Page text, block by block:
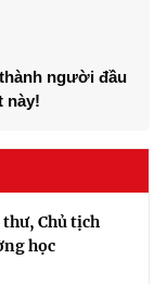
người đầu
này!
thư, Chủ tịch
học